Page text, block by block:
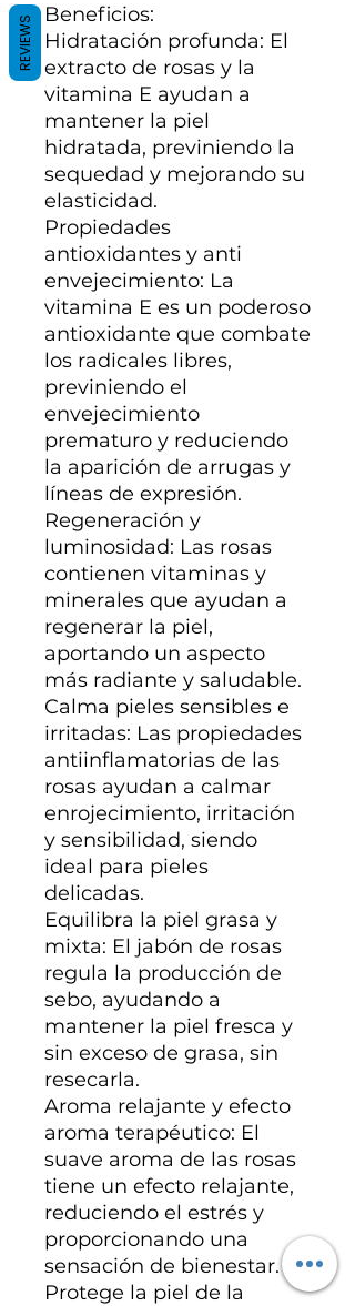
Beneficios:
Hidratación profunda: El
extracto de rosas y la
vitamina E ayudan a
mantener la piel
hidratada, previniendo la
sequedad y mejorando su
elasticidad.
Propiedades
antioxidantes y anti
envejecimiento: La
vitamina E es un poderoso
antioxidante que combate
los radicales libres,
previniendo el
envejecimiento
prematuro y reduciendo
la aparición de arrugas y
líneas de expresión.
Regeneración y
luminosidad: Las rosas
contienen vitaminas y
minerales que ayudan a
regenerar la piel,
aportando un aspecto
más radiante y saludable.
Calma pieles sensibles e
irritadas: Las propiedades
antiinflamatorias de las
rosas ayudan a calmar
enrojecimiento, irritación
y sensibilidad, siendo
ideal para pieles
delicadas.
Equilibra la piel grasa y
mixta: El jabón de rosas
regula la producción de
sebo, ayudando a
mantener la piel fresca y
sin exceso de grasa, sin
resecarla.
Aroma relajante y efecto
aroma terapéutico: El
suave aroma de las rosas
tiene un efecto relajante,
reduciendo el estrés y
proporcionando una
sensación de bienestar.
Protege la piel de la
REVIEWS